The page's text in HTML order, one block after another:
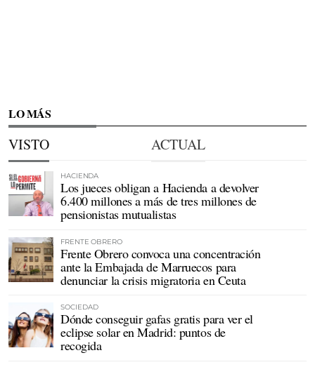
LO MÁS
VISTO ACTUAL
HACIENDA
Los jueces obligan a Hacienda a devolver
6.400 millones a más de tres millones de
pensionistas mutualistas
FRENTE OBRERO
Frente Obrero convoca una concentración
ante la Embajada de Marruecos para
denunciar la crisis migratoria en Ceuta
SOCIEDAD
Dónde conseguir gafas gratis para ver el
eclipse solar en Madrid: puntos de
recogida